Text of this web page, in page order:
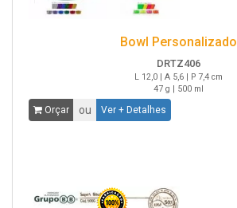
Bowl Personalizado
DRTZ406
L 12,0 | A 5,6 | P 7,4 cm
47 g | 500 ml
Orçar ou Ver + Detalhes